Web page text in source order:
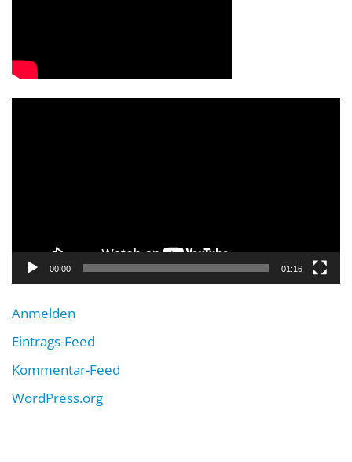
00:00 01:16
Anmelden
Eintrags-Feed
Kommentar-Feed
WordPress.org